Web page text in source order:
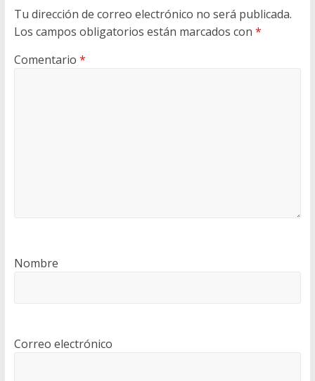
Tu dirección de correo electrónico no será publicada.
Los campos obligatorios están marcados con *
Comentario *
Nombre
Correo electrónico